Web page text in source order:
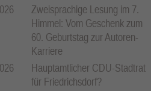
Zweisprachige Lesung im 7.
Himmel: Vom Geschenk zum
60. Geburtstag zur Autoren-
Karriere
Hauptamtlicher CDU-Stadtrat
für Friedrichsdorf?